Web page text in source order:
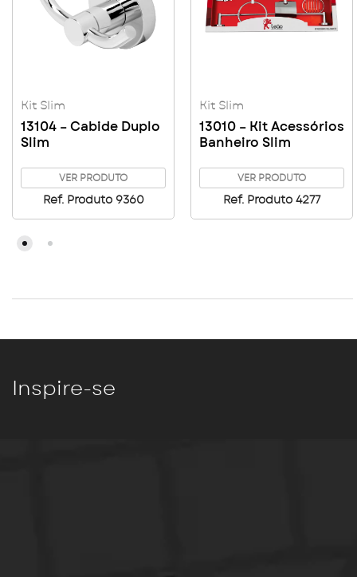
Kit Slim
13104 – Cabide Duplo
Slim
VER PRODUTO
Ref. Produto 9360
Kit Slim
13010 – Kit Acessórios
Banheiro Slim
VER PRODUTO
Ref. Produto 4277
Inspire-se